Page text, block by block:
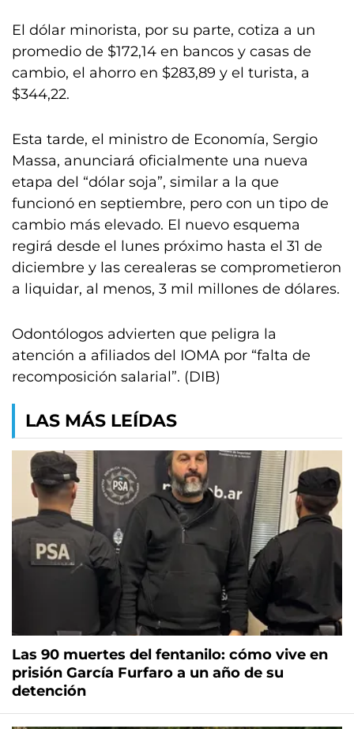
El dólar minorista, por su parte, cotiza a un
promedio de $172,14 en bancos y casas de
cambio, el ahorro en $283,89 y el turista, a
$344,22.
Esta tarde, el ministro de Economía, Sergio
Massa, anunciará oficialmente una nueva
etapa del “dólar soja”, similar a la que
funcionó en septiembre, pero con un tipo de
cambio más elevado. El nuevo esquema
regirá desde el lunes próximo hasta el 31 de
diciembre y las cerealeras se comprometieron
a liquidar, al menos, 3 mil millones de dólares.
Odontólogos advierten que peligra la
atención a afiliados del IOMA por “falta de
recomposición salarial”. (DIB)
LAS MÁS LEÍDAS
Las 90 muertes del fentanilo: cómo vive en
prisión García Furfaro a un año de su
detención